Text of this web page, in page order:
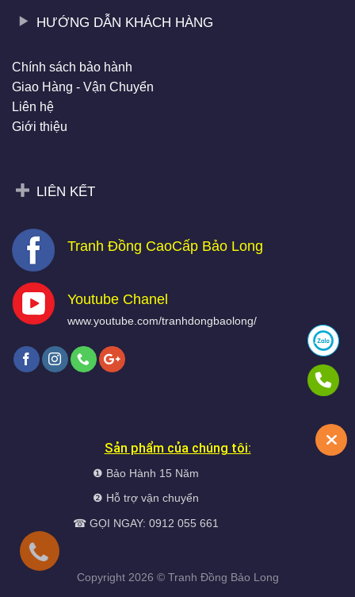
HƯỚNG DẪN KHÁCH HÀNG
Chính sách bảo hành
Giao Hàng - Vận Chuyển
Liên hệ
Giới thiệu
LIÊN KẾT
Tranh Đồng CaoCấp Bảo Long
Youtube Chanel
www.youtube.com/tranhdongbaolong/
Sản phẩm của chúng tôi:
❶ Bảo Hành 15 Năm
❷ Hỗ trợ vận chuyển
☎ GỌI NGAY: 0912 055 661
Copyright 2026 © Tranh Đồng Bảo Long